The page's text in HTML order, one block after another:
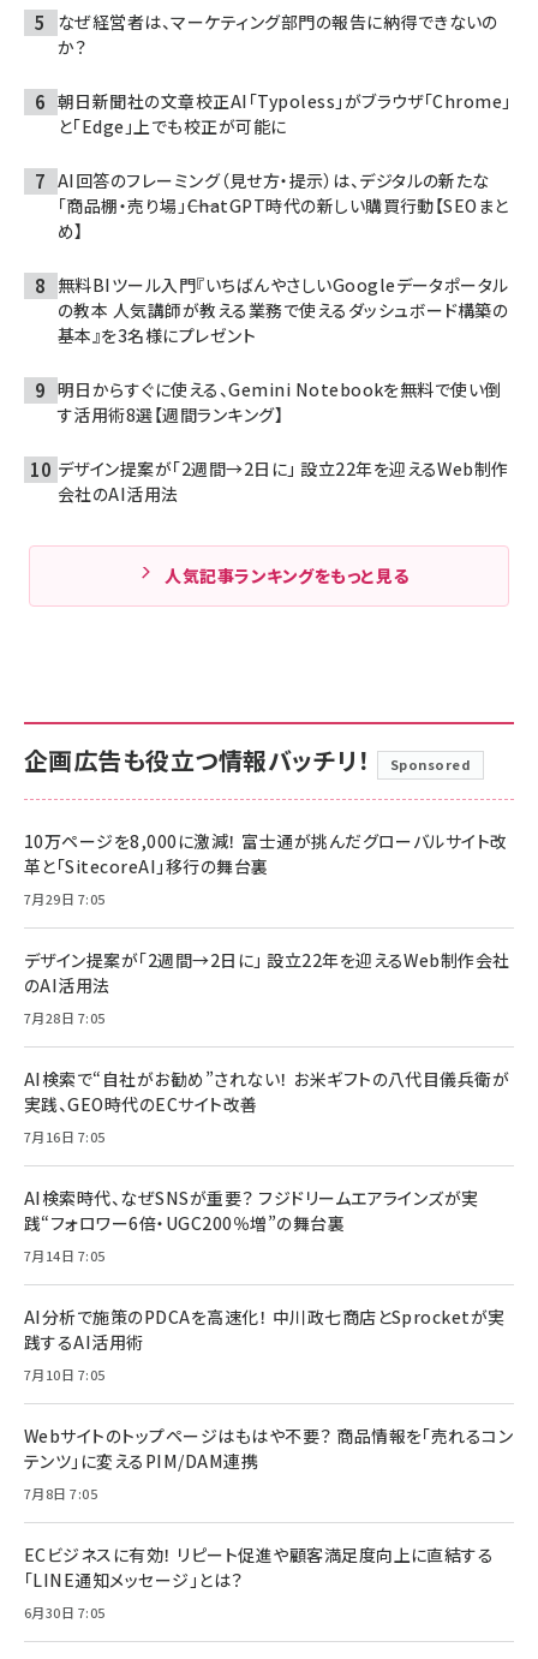
なぜ経営者は、マーケティング部門の報告に納得できないの
か？
朝日新聞社の文章校正AI「Typoless」がブラウザ「Chrome」
と「Edge」上でも校正が可能に
AI回答のフレーミング（見せ方・提示）は、デジタルの新たな
「商品棚・売り場」――ChatGPT時代の新しい購買行動【SEOまと
め】
無料BIツール入門『いちばんやさしいGoogleデータポータル
の教本 人気講師が教える業務で使えるダッシュボード構築の
基本』を3名様にプレゼント
明日からすぐに使える、Gemini Notebookを無料で使い倒
す活用術8選【週間ランキング】
デザイン提案が「2週間→2日に」 設立22年を迎えるWeb制作
会社のAI活用法
人気記事ランキングをもっと見る
企画広告も役立つ情報バッチリ！ Sponsored
10万ページを8,000に激減！ 富士通が挑んだグローバルサイト改
革と「SitecoreAI」移行の舞台裏
7月29日 7:05
デザイン提案が「2週間→2日に」 設立22年を迎えるWeb制作会社
のAI活用法
7月28日 7:05
AI検索で“自社がお勧め”されない！ お米ギフトの八代目儀兵衛が
実践、GEO時代のECサイト改善
7月16日 7:05
AI検索時代、なぜSNSが重要？ フジドリームエアラインズが実
践“フォロワー6倍・UGC200％増”の舞台裏
7月14日 7:05
AI分析で施策のPDCAを高速化！ 中川政七商店とSprocketが実
践するAI活用術
7月10日 7:05
Webサイトのトップページはもはや不要？ 商品情報を「売れるコン
テンツ」に変えるPIM/DAM連携
7月8日 7:05
ECビジネスに有効！ リピート促進や顧客満足度向上に直結する
「LINE通知メッセージ」とは？
6月30日 7:05